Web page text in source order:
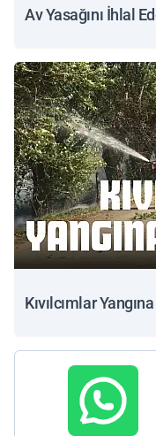
Av Yasağını İhlal
Kıvılcımlar